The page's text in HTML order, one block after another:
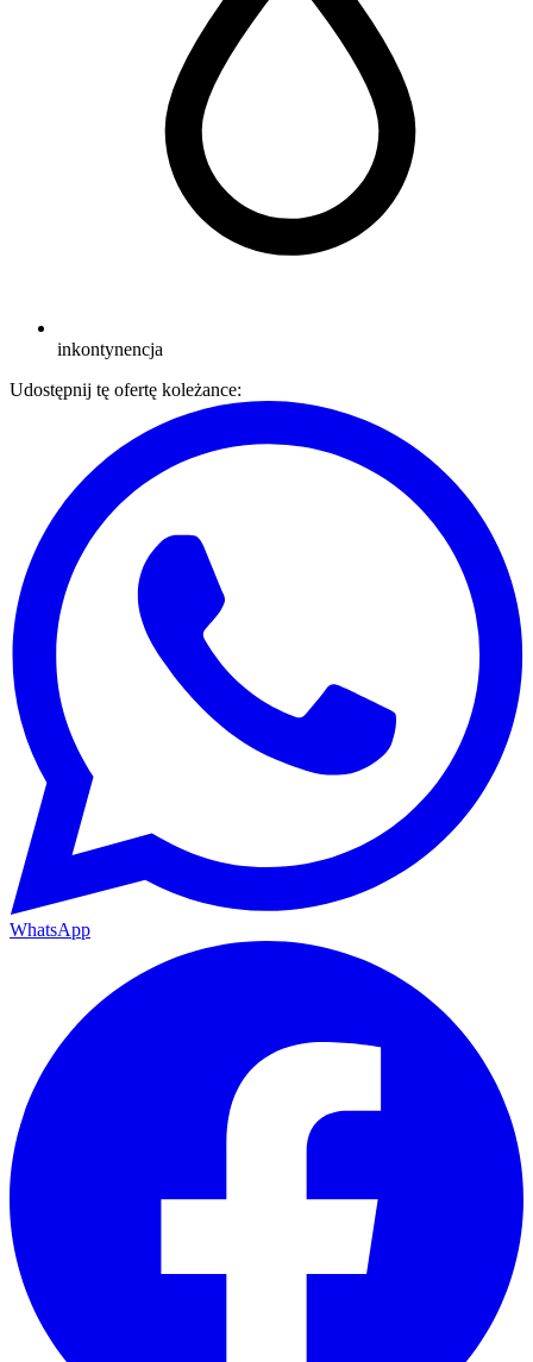
inkontynencja
Udostępnij tę ofertę koleżance:
WhatsApp